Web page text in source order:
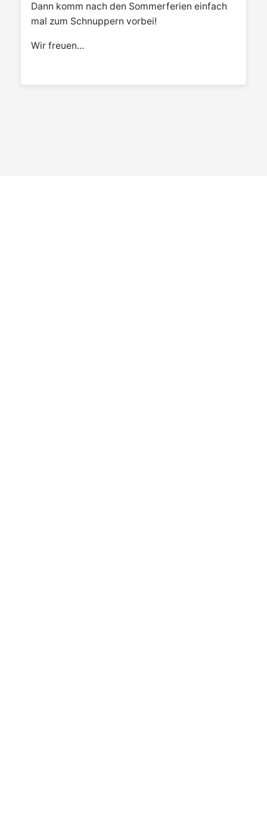
Dann komm nach den Sommerferien einfach
mal zum Schnuppern vorbei!
Wir freuen...